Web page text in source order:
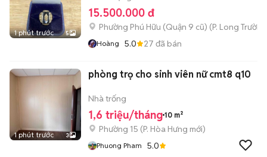
1 phút trước 5
15.500.000 đ
Phường Phú Hữu (Quận 9 cũ) (P. Long Trường
Hoàng 5.0 27 đã bán
1 phút trước 3
phòng trọ cho sinh viên nữ cmt8 q10
Nhà trống
1,6 triệu/tháng 10 m²
Phường 15 (P. Hòa Hưng mới)
Phuong Pham 5.0